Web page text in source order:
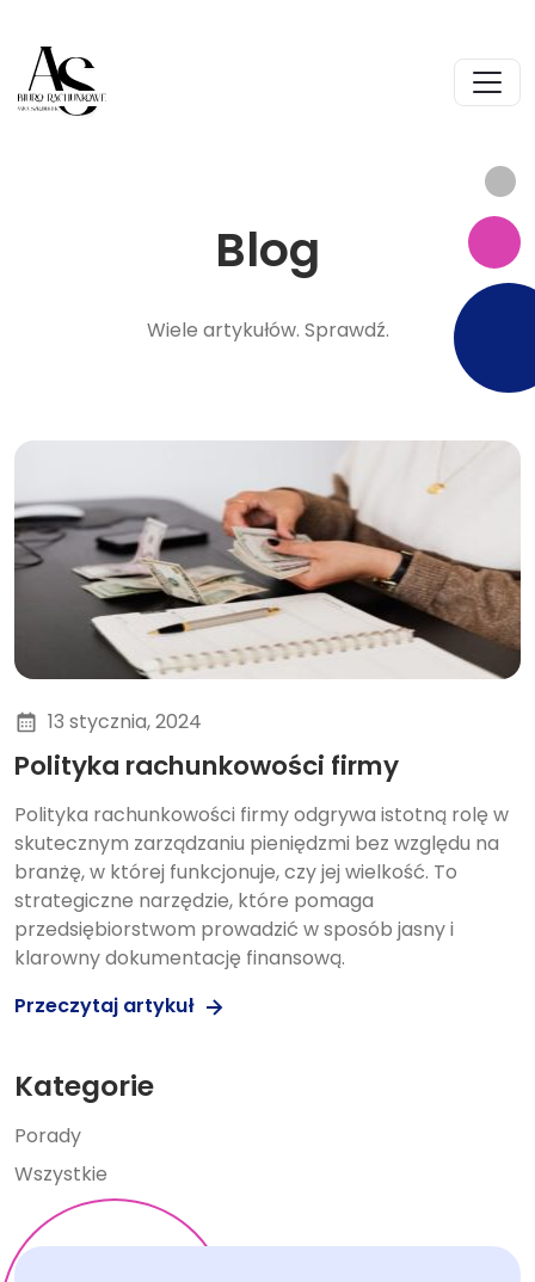
Blog
Wiele artykułów. Sprawdź.
13 stycznia, 2024
Polityka rachunkowości firmy
Polityka rachunkowości firmy odgrywa istotną rolę w
skutecznym zarządzaniu pieniędzmi bez względu na
branżę, w której funkcjonuje, czy jej wielkość. To
strategiczne narzędzie, które pomaga
przedsiębiorstwom prowadzić w sposób jasny i
klarowny dokumentację finansową.
Przeczytaj artykuł
Kategorie
Porady
Wszystkie